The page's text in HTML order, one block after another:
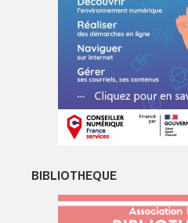
BIBLIOTHEQUE